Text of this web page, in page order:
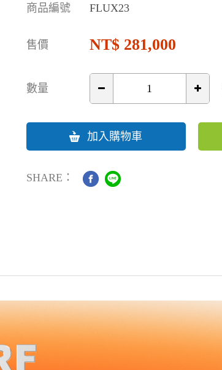
商品編號 FLUX23
售價 281,000
數量
加入購物車
SHARE：